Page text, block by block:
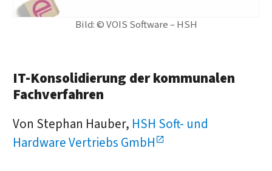
Bild: © VOIS Software – HSH
IT-Konsolidierung der kommunalen
Fachverfahren
Von Stephan Hauber, HSH Soft- und
Hardware Vertriebs GmbH